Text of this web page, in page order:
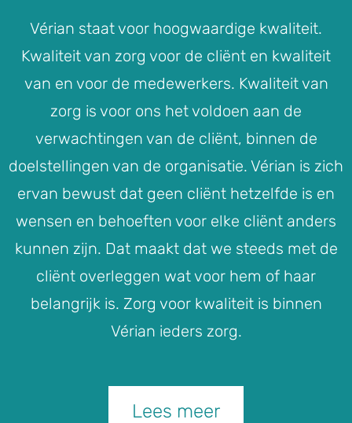
Vérian staat voor hoogwaardige kwaliteit.
Kwaliteit van zorg voor de cliënt en kwaliteit
van en voor de medewerkers. Kwaliteit van
zorg is voor ons het voldoen aan de
verwachtingen van de cliënt, binnen de
doelstellingen van de organisatie. Vérian is zich
ervan bewust dat geen cliënt hetzelfde is en
wensen en behoeften voor elke cliënt anders
kunnen zijn. Dat maakt dat we steeds met de
cliënt overleggen wat voor hem of haar
belangrijk is. Zorg voor kwaliteit is binnen
Vérian ieders zorg.
Lees meer